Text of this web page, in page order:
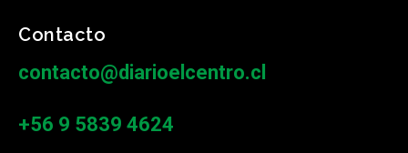
Contacto
contacto@diarioelcentro.cl
+56 9 5839 4624